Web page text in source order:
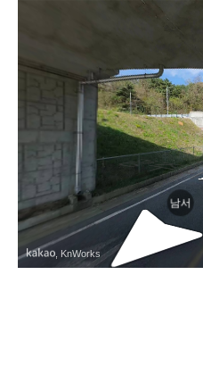
남서
, KnWorks